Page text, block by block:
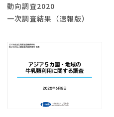
動向調査2020
一次調査結果（速報版）